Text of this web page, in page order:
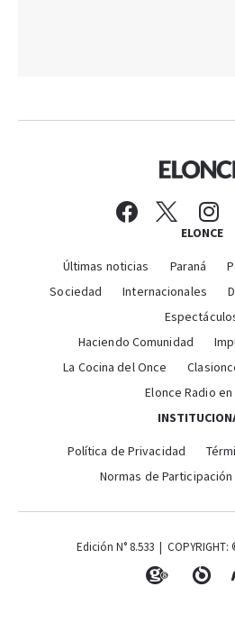
ELONCE
Últimas noticias Paraná
Sociedad
Internacionales
Haciendo Comunidad
La Cocina del Once
Elonce Radio
Política de Privacidad
Normas de Participación
Edición N° 8.533 |